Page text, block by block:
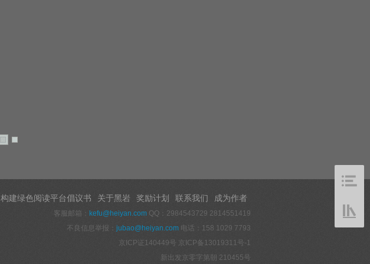
构建绿色阅读平台倡议书 关于黑岩 奖励计划 联系我们 成为作者
客服邮箱： kefu@heiyan.com QQ：2984543729 2814551419
不良信息举报： jubao@heiyan.com 电话：158 1029 7793
京ICP证140449号 京ICP备13019311号-1
新出发京零字第朝 210455号